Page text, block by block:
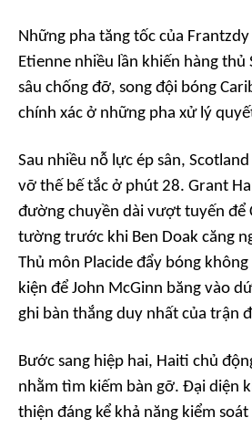
Những pha tăng tốc của
Etienne nhiều lần khiến hàng thủ
sâu chống đỡ, song đội bóng
chính xác ở những pha xử lý
Sau nhiều nỗ lực ép sân,
vỡ thế bế tắc ở phút 28. Grant
đường chuyền dài vượt tuyến để
tường trước khi Ben Doak căng
Thủ môn Placide đẩy bóng
kiện để John McGinn băng vào
ghi bàn thắng duy nhất của trận
Bước sang hiệp hai, Haiti chủ
nhằm tìm kiếm bàn gỡ. Đại diện
thiện đáng kể khả năng kiểm